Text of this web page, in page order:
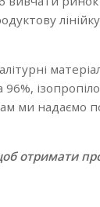
ми надаємо
отримати